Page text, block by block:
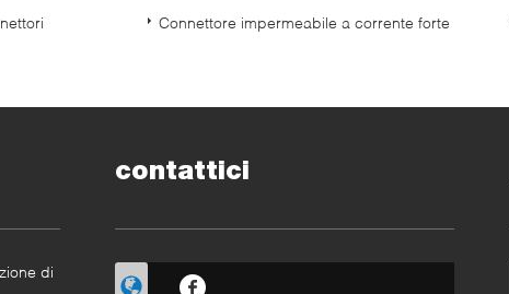
Connettore impermeabile a corrente forte
di
contattici